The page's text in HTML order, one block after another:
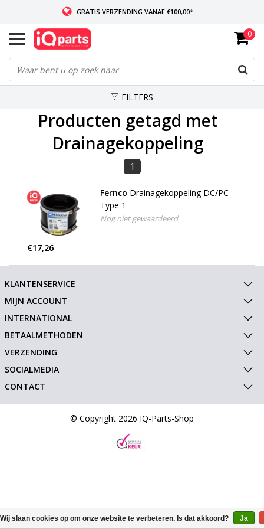
GRATIS VERZENDING VANAF €100,00*
INDIEN VOORRADIG: VOOR 14:00 BESTELD, ZELFDE DAG VERZONDEN
WERELDWIJDE LEVERING
0
FILTERS
Producten getagd met
Drainagekoppeling
1
Fernco Drainagekoppeling DC/PC
Type 1
Nog niet gewaardeerd
€17,26
KLANTENSERVICE
MIJN ACCOUNT
INTERNATIONAL
BETAALMETHODEN
VERZENDING
SOCIALMEDIA
CONTACT
© Copyright 2026 IQ-Parts-Shop
Wij slaan cookies op om onze website te verbeteren. Is dat akkoord? Ja